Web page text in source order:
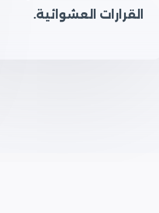
القرارات العشوائية.